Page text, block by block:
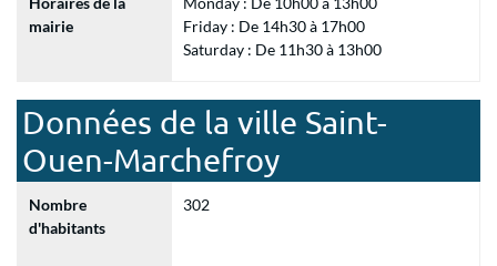
mairie
Friday : De 14h30 à 17h00
Saturday : De 11h30 à 13h00
Données de la ville Saint-
Ouen-Marchefroy
Nombre
d'habitants
302